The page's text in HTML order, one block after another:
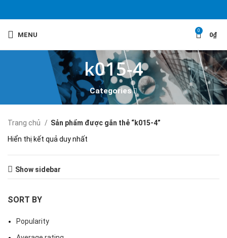
MENU
0
0₫
k015-4
Categories
Trang chủ
Sản phẩm được gắn thẻ “k015-4”
Hiển thị kết quả duy nhất
Show sidebar
SORT BY
Popularity